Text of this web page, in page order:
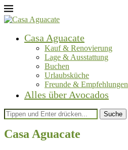
Casa Aguacate
Kauf & Renovierung
Lage & Ausstattung
Buchen
Urlaubsküche
Freunde & Empfehlungen
Alles über Avocados
Suche
Casa Aguacate